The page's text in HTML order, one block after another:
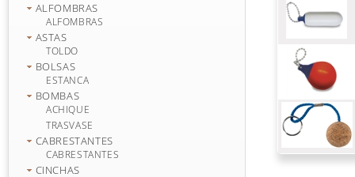
ALFOMBRAS
ALFOMBRAS
ASTAS
TOLDO
BOLSAS
ESTANCA
BOMBAS
ACHIQUE
TRASVASE
CABRESTANTES
CABRESTANTES
CINCHAS